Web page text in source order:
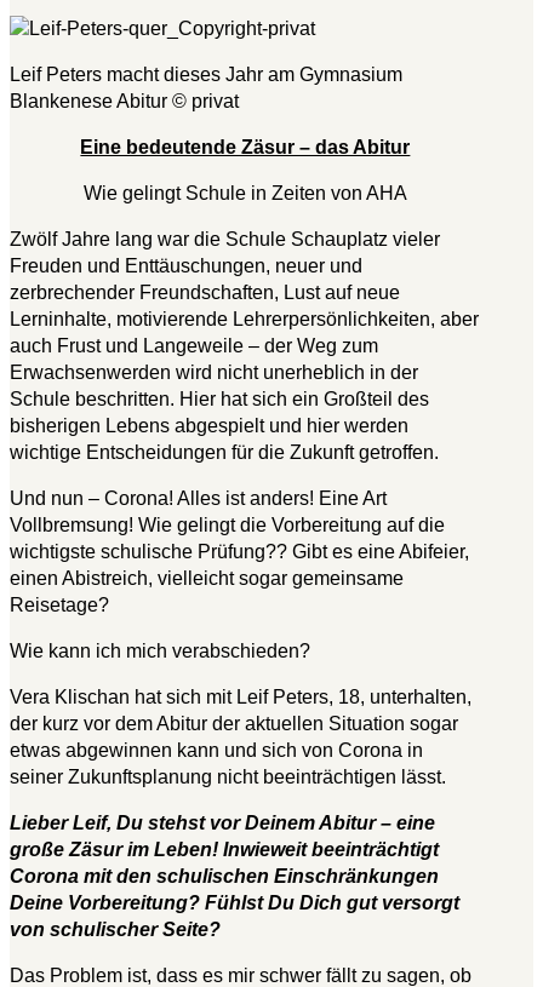
Leif Peters macht dieses Jahr am Gymnasium
Blankenese Abitur © privat
Eine bedeutende Zäsur – das Abitur
Wie gelingt Schule in Zeiten von AHA
Zwölf Jahre lang war die Schule Schauplatz vieler
Freuden und Enttäuschungen, neuer und
zerbrechender Freundschaften, Lust auf neue
Lerninhalte, motivierende Lehrerpersönlichkeiten, aber
auch Frust und Langeweile – der Weg zum
Erwachsenwerden wird nicht unerheblich in der
Schule beschritten. Hier hat sich ein Großteil des
bisherigen Lebens abgespielt und hier werden
wichtige Entscheidungen für die Zukunft getroffen.
Und nun – Corona! Alles ist anders! Eine Art
Vollbremsung! Wie gelingt die Vorbereitung auf die
wichtigste schulische Prüfung?? Gibt es eine Abifeier,
einen Abistreich, vielleicht sogar gemeinsame
Reisetage?
Wie kann ich mich verabschieden?
Vera Klischan hat sich mit Leif Peters, 18, unterhalten,
der kurz vor dem Abitur der aktuellen Situation sogar
etwas abgewinnen kann und sich von Corona in
seiner Zukunftsplanung nicht beeinträchtigen lässt.
Lieber Leif, Du stehst vor Deinem Abitur – eine
große Zäsur im Leben! Inwieweit beeinträchtigt
Corona mit den schulischen Einschränkungen
Deine Vorbereitung? Fühlst Du Dich gut versorgt
von schulischer Seite?
Das Problem ist, dass es mir schwer fällt zu sagen, ob